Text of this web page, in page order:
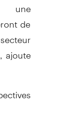
une
de
ajoute